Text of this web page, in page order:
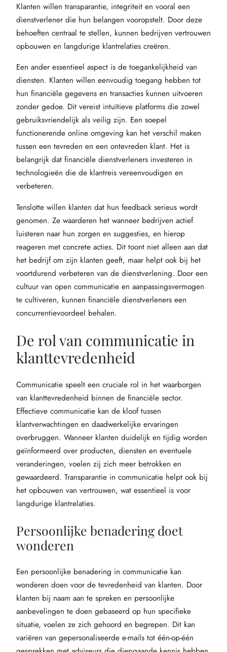
Klanten willen transparantie, integriteit en vooral een
dienstverlener die hun belangen vooropstelt. Door deze
behoeften centraal te stellen, kunnen bedrijven vertrouwen
opbouwen en langdurige klantrelaties creëren.
Een ander essentieel aspect is de toegankelijkheid van
diensten. Klanten willen eenvoudig toegang hebben tot
hun financiële gegevens en transacties kunnen uitvoeren
zonder gedoe. Dit vereist intuïtieve platforms die zowel
gebruiksvriendelijk als veilig zijn. Een soepel
functionerende online omgeving kan het verschil maken
tussen een tevreden en een ontevreden klant. Het is
belangrijk dat financiële dienstverleners investeren in
technologieën die de klantreis vereenvoudigen en
verbeteren.
Tenslotte willen klanten dat hun feedback serieus wordt
genomen. Ze waarderen het wanneer bedrijven actief
luisteren naar hun zorgen en suggesties, en hierop
reageren met concrete acties. Dit toont niet alleen aan dat
het bedrijf om zijn klanten geeft, maar helpt ook bij het
voortdurend verbeteren van de dienstverlening. Door een
cultuur van open communicatie en aanpassingsvermogen
te cultiveren, kunnen financiële dienstverleners een
concurrentievoordeel behalen.
De rol van communicatie in
klanttevredenheid
Communicatie speelt een cruciale rol in het waarborgen
van klanttevredenheid binnen de financiële sector.
Effectieve communicatie kan de kloof tussen
klantverwachtingen en daadwerkelijke ervaringen
overbruggen. Wanneer klanten duidelijk en tijdig worden
geïnformeerd over producten, diensten en eventuele
veranderingen, voelen zij zich meer betrokken en
gewaardeerd. Transparantie in communicatie helpt ook bij
het opbouwen van vertrouwen, wat essentieel is voor
langdurige klantrelaties.
Persoonlijke benadering doet
wonderen
Een persoonlijke benadering in communicatie kan
wonderen doen voor de tevredenheid van klanten. Door
klanten bij naam aan te spreken en persoonlijke
aanbevelingen te doen gebaseerd op hun specifieke
situatie, voelen ze zich gehoord en begrepen. Dit kan
variëren van gepersonaliseerde e-mails tot één-op-één